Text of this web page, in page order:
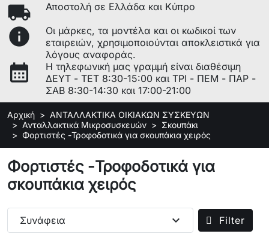
local_shipping Αποστολή σε Ελλάδα και Κύπρο
info
Οι μάρκες, τα μοντέλα και οι κωδικοί των
εταιρειών, χρησιμοποιούνται αποκλειστικά για
λόγους αναφοράς.
calendar_month
Η τηλεφωνική μας γραμμή είναι διαθέσιμη
ΔΕΥΤ - ΤΕΤ 8:30-15:00 και ΤΡΙ - ΠΕΜ - ΠΑΡ -
ΣΑΒ 8:30-14:30 και 17:00-21:00
Αρχική
ΑΝΤΑΛΛΑΚΤΙΚΑ ΟΙΚΙΑΚΩΝ ΣΥΣΚΕΥΩΝ
Ανταλλακτικά Μικροσυσκευών
Σκουπάκι
Φορτιστές -Τροφοδοτικά για σκουπάκια χειρός
Φορτιστές -Τροφοδοτικά για
σκουπάκια χειρός
Συνάφεια expand_more Filter